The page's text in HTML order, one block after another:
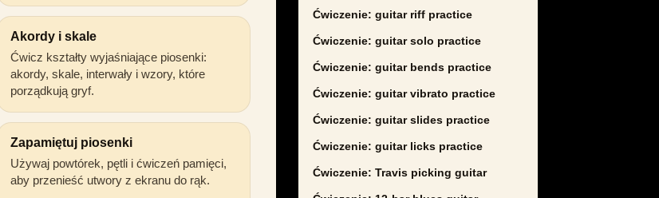
Akordy i skale
Ćwicz kształty wyjaśniające piosenki:
akordy, skale, interwały i wzory, które
porządkują gryf.
Zapamiętuj piosenki
Używaj powtórek, pętli i ćwiczeń pamięci,
aby przenieść utwory z ekranu do rąk.
Ćwiczenie: guitar riff practice
Ćwiczenie: guitar solo practice
Ćwiczenie: guitar bends practice
Ćwiczenie: guitar vibrato practice
Ćwiczenie: guitar slides practice
Ćwiczenie: guitar licks practice
Ćwiczenie: Travis picking guitar